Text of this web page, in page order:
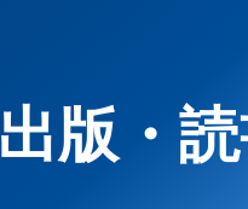
出版・